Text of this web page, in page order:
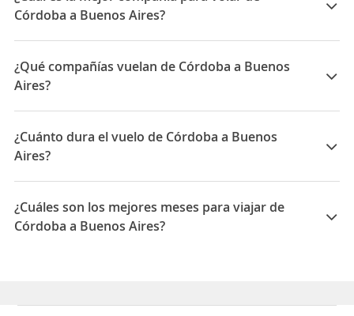
Córdoba a Buenos Aires?
Las mejores compañías para viajar entre Córdoba y
Buenos Aires son: LATAM Airlines, Aerolineas
Argentinas, DAN Air, Andes Líneas Aéreas
¿Qué compañías vuelan de Córdoba a Buenos
Aires?
Las compañías que vuelan de Córdoba a Buenos Aires
son: Aerolineas Argentinas, Flybondi, JetSmart,
Norwegian Air, LATAM Airlines, Andes Líneas Aéreas,
JetSmart Peru
¿Cuánto dura el vuelo de Córdoba a Buenos
Aires?
La duración media para viajar entre Córdoba y Buenos
Aires es 01:15
¿Cuáles son los mejores meses para viajar de
Córdoba a Buenos Aires?